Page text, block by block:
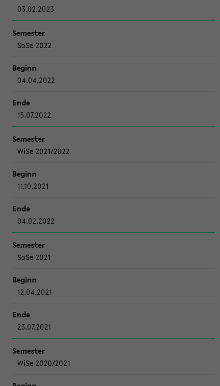
03.02.2023
SoSe 2022
04.04.2022
15.07.2022
WiSe 2021/2022
11.10.2021
04.02.2022
SoSe 2021
12.04.2021
23.07.2021
WiSe 2020/2021